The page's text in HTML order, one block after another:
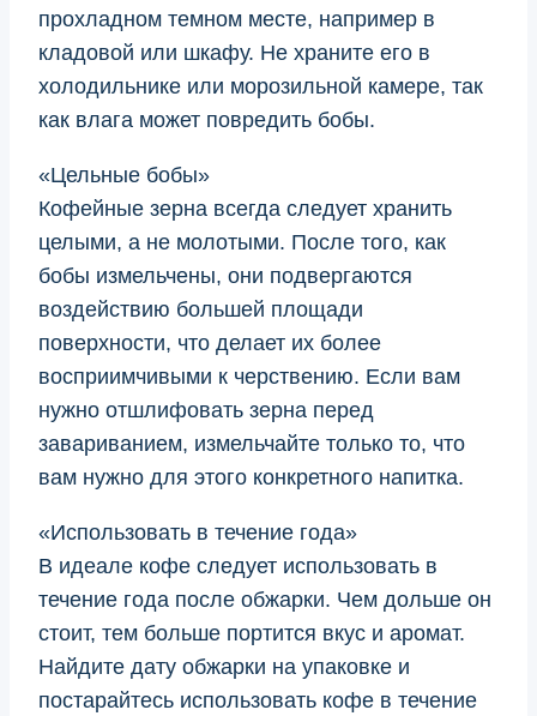
прохладном темном месте, например в
кладовой или шкафу. Не храните его в
холодильнике или морозильной камере, так
как влага может повредить бобы.
«Цельные бобы»
Кофейные зерна всегда следует хранить
целыми, а не молотыми. После того, как
бобы измельчены, они подвергаются
воздействию большей площади
поверхности, что делает их более
восприимчивыми к черствению. Если вам
нужно отшлифовать зерна перед
завариванием, измельчайте только то, что
вам нужно для этого конкретного напитка.
«Использовать в течение года»
В идеале кофе следует использовать в
течение года после обжарки. Чем дольше он
стоит, тем больше портится вкус и аромат.
Найдите дату обжарки на упаковке и
постарайтесь использовать кофе в течение